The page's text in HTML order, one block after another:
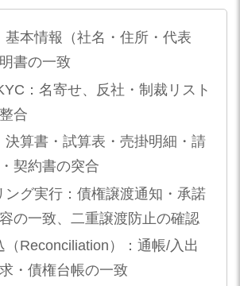
基本情報（社名・住所・代表
書の一致
：名寄せ、反社・制裁リスト
合
決算書・試算表・売掛明細・請
契約書の突合
ング実行：債権譲渡通知・承諾
の一致、二重譲渡防止の確認
（Reconciliation）：通帳/入出
・債権台帳の一致